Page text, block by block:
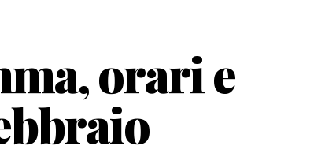
orari e